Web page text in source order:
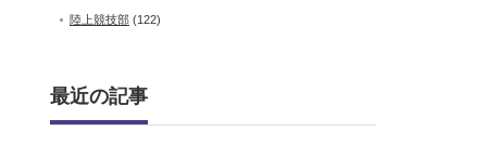
陸上競技部 (122)
最近の記事